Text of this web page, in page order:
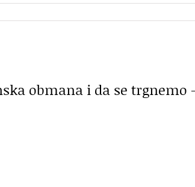
obmana i da se trgnemo